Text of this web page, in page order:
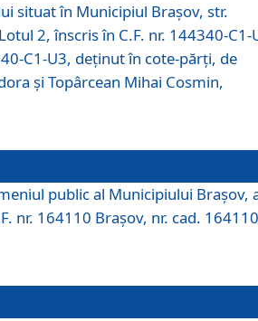
situat în Municipiul Braşov, str.
2, înscris în C.F. nr. 144340-C1-
C1-U3, deținut în cote-părți, de
și Topârcean Mihai Cosmin,
public al Municipiului Braşov,
nr. 164110 Brașov, nr. cad.